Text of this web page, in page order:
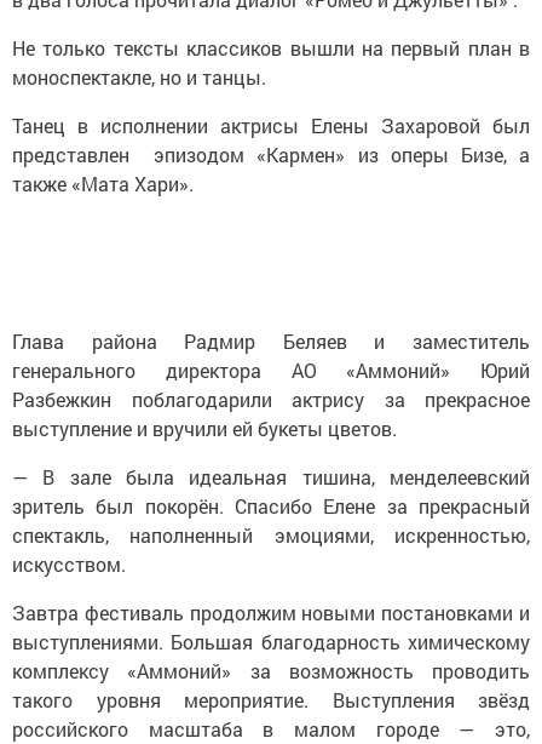
Не только тексты классиков вышли на первый план в
моноспектакле, но и танцы.
Танец в исполнении актрисы Елены Захаровой был
представлен эпизодом «Кармен» из оперы Бизе, а
также «Мата Хари».
Глава района Радмир Беляев и заместитель
генерального директора АО «Аммоний» Юрий
Разбежкин поблагодарили актрису за прекрасное
выступление и вручили ей букеты цветов.
— В зале была идеальная тишина, менделеевский
зритель был покорён. Спасибо Елене за прекрасный
спектакль, наполненный эмоциями, искренностью,
искусством.
Завтра фестиваль продолжим новыми постановками и
выступлениями. Большая благодарность химическому
комплексу «Аммоний» за возможность проводить
такого уровня мероприятие. Выступления звёзд
российского масштаба в малом городе — это,